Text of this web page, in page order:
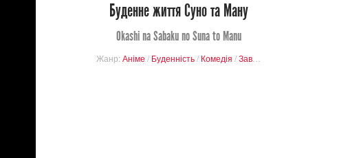
Буденне життя Суно та Ману
Okashi na Sabaku no Suna to Manu
Жанр: Аніме / Буденність/ Комедія /Завершені проєкти